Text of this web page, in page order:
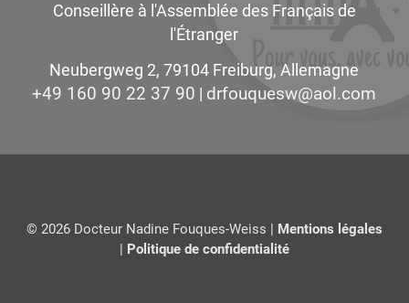
Conseillère à l'Assemblée des Français de
l'Étranger
Neubergweg 2, 79104 Freiburg, Allemagne
+49 160 90 22 37 90 moc.loa@wseuquofrd
© 2026 Docteur Nadine Fouques-Weiss | Mentions légales
| Politique de confidentialité